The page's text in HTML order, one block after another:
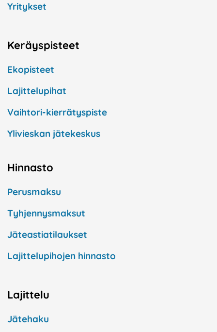
Yritykset
Keräyspisteet
Ekopisteet
Lajittelupihat
Vaihtori-kierrätyspiste
Ylivieskan jätekeskus
Hinnasto
Perusmaksu
Tyhjennysmaksut
Jäteastiatilaukset
Lajittelupihojen hinnasto
Lajittelu
Jätehaku